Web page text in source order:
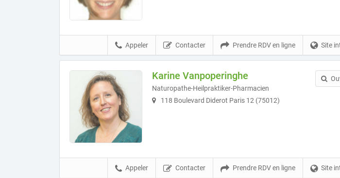
Site
Prendre RDV en ligne
Contacter
Appeler
Karine Vanpoperinghe
Naturopathe-Heilpraktiker-Pharmacien
118 Boulevard Diderot Paris 12 (75012)
Site
Prendre RDV en ligne
Contacter
Appeler